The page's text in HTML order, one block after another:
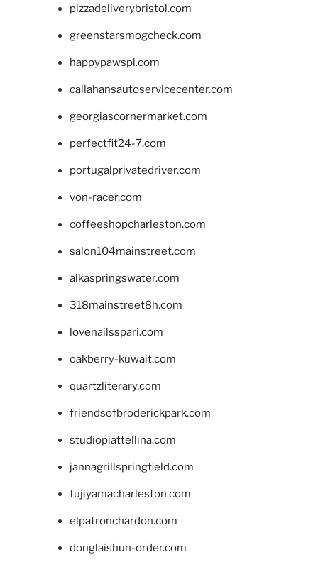
pizzadeliverybristol.com
greenstarsmogcheck.com
happypawspl.com
callahansautoservicecenter.com
georgiascornermarket.com
perfectfit24-7.com
portugalprivatedriver.com
von-racer.com
coffeeshopcharleston.com
salon104mainstreet.com
alkaspringswater.com
318mainstreet8h.com
lovenailsspari.com
oakberry-kuwait.com
quartzliterary.com
friendsofbroderickpark.com
studiopiattellina.com
jannagrillspringfield.com
fujiyamacharleston.com
elpatronchardon.com
donglaishun-order.com